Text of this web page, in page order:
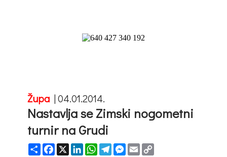
Župa |04.01.2014.
Nastavlja se Zimski nogometni
turnir na Grudi
ShareFacebook
X LinkedInWhatsApp
TelegramMessenger
Email